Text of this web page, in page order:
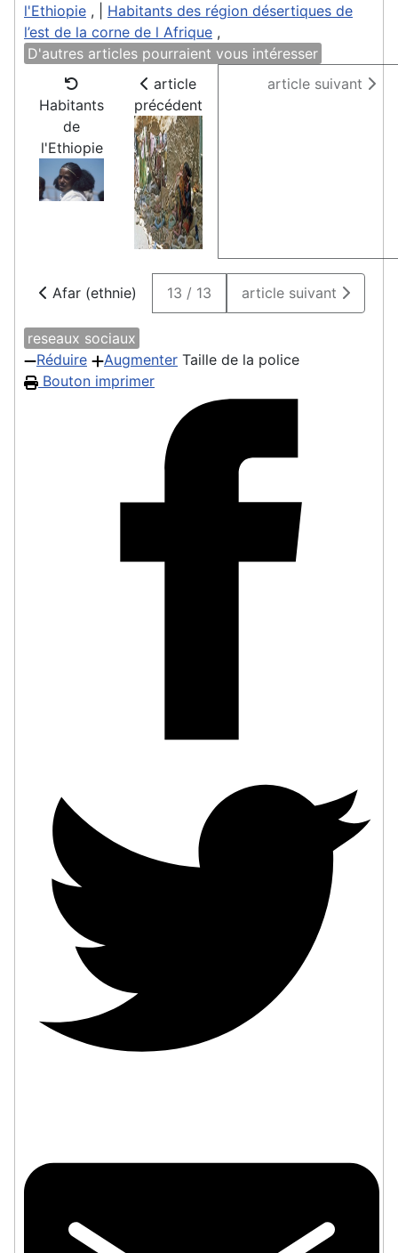
l'Ethiopie , | Habitants des région désertiques de
l’est de la corne de l Afrique ,
D'autres articles pourraient vous intéresser
Habitants
de
l'Ethiopie
article
précédent
article suivant
Afar (ethnie) 13 / 13 article suivant
reseaux sociaux
Réduire
Augmenter Taille de la police
Bouton imprimer